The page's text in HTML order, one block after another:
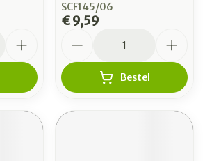
SCF145/06
€ 9,59
Bestel